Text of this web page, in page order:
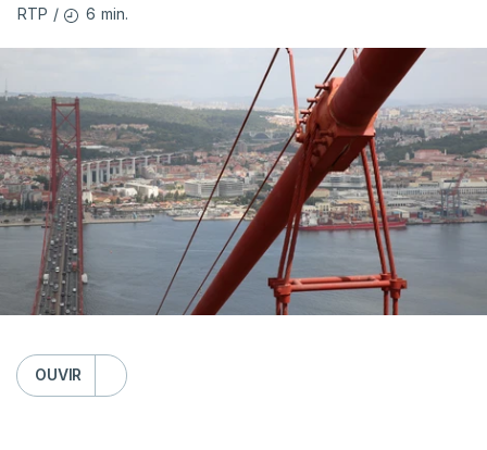
RTP / 6 min.
OUVIR